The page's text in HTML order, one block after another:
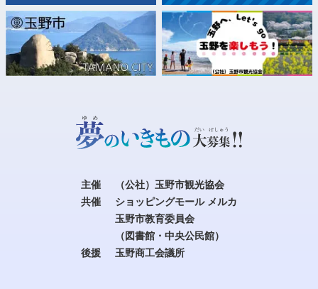
主催
（公社）玉野市観光協会
共催
ショッピングモール メルカ
玉野市教育委員会
（図書館・中央公民館）
後援
玉野商工会議所